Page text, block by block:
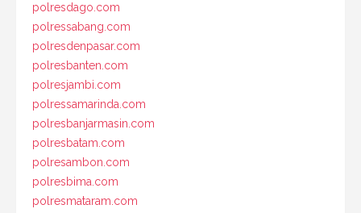
polresdago.com
polressabang.com
polresdenpasar.com
polresbanten.com
polresjambi.com
polressamarinda.com
polresbanjarmasin.com
polresbatam.com
polresambon.com
polresbima.com
polresmataram.com